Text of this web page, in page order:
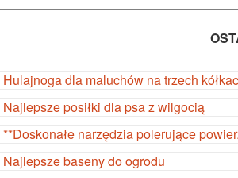
Hulajnoga dla maluchów na trzech
Najlepsze posiłki dla psa z wilgocią
**Doskonałe narzędzia polerujące
Najlepsze baseny do ogrodu